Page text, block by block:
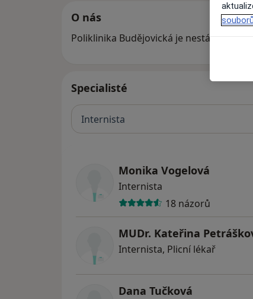
O nás
Poliklinika Budějovická je nestátní
Specialisté
Internista
Monika Vogelová
Internista
18 názorů
MUDr. Kateřina
Internista, Plicní lékař
Dana Tučková